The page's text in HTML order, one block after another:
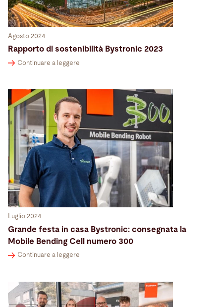
Agosto 2024
Rapporto di sostenibilità Bystronic 2023
Continuare a leggere
Luglio 2024
Grande festa in casa Bystronic: consegnata la
Mobile Bending Cell numero 300
Continuare a leggere